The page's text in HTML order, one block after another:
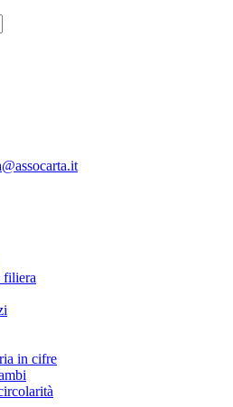
filiera
in cifre